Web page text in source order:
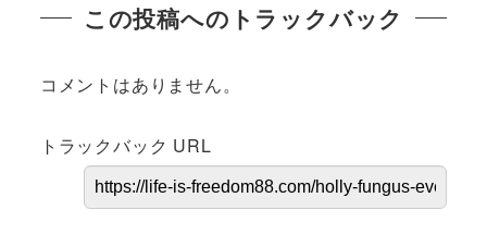
この投稿へのトラックバック
コメントはありません。
トラックバック URL